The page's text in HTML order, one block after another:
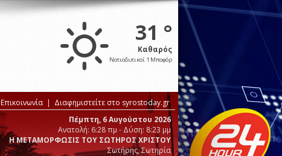
31 °
Καθαρός
Νοτιοδυτικοί 1 Μποφόρ
Επικοινωνία
Διαφημιστείτε στο syrostoday.gr
Πέμπτη, 6 Αυγούστου 2026
Ανατολή: 6:28 πμ - Δύση: 8:23 μμ
Η ΜΕΤΑΜΟΡΦΩΣΙΣ ΤΟΥ ΣΩΤΗΡΟΣ ΧΡΙΣΤΟΥ
Σωτήρης, Σωτηρία